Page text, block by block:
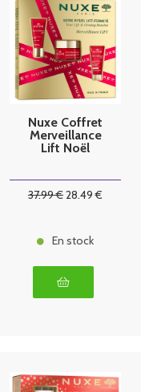
Nuxe Coffret
Merveillance
Lift Noël
37.99€28.49 €
En stock